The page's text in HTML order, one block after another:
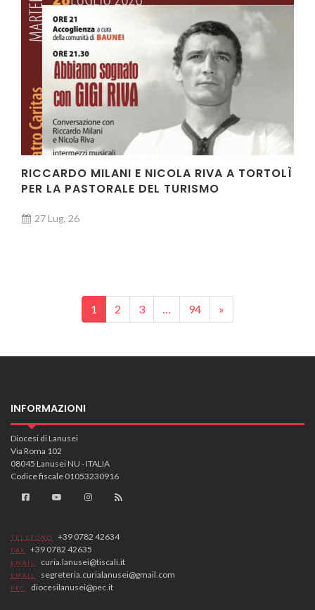
RICCARDO MILANI E NICOLA RIVA A TORTOLÌ
PER LA PASTORALE DEL TURISMO
27 Lug, 26
Posts navigation
1 2 3 … 94 »
INFORMAZIONI
Diocesi di Lanusei
Via Roma 102
08045 Lanusei NU - ITALIA
Codice fiscale 01053230916
TELEFONO +39 0782 42634
FAX +39 0782 42635
EMAIL curia.lanusei@tiscali.it
EMAIL segreteria.curialanusei@gmail.com
PEC diocesilanusei@pec.it